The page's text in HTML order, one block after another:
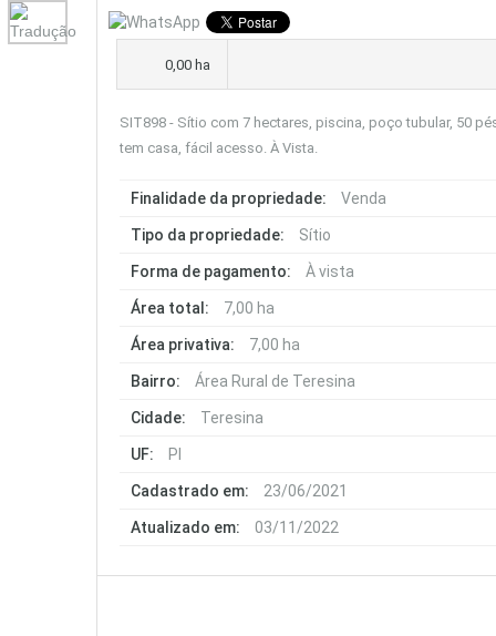
0,00 ha
SIT898 - Sítio com 7 hectares, piscina, poço tubular, 50
tem casa, fácil acesso. À Vista.
Finalidade da propriedade: Venda
Tipo da propriedade: Sítio
Forma de pagamento: À vista
Área total: 7,00 ha
Área privativa: 7,00 ha
Bairro: Área Rural de Teresina
Cidade: Teresina
UF: PI
Cadastrado em: 23/06/2021
Atualizado em: 03/11/2022